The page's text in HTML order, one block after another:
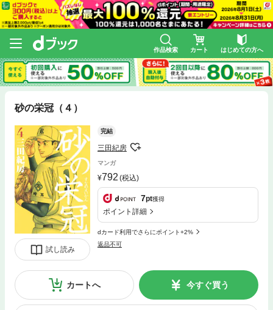
作品検索 カート はじめての方へ
砂の栄冠（４）
試し読み
完結
三田紀房
マンガ
792 (税込)
7pt獲得
ポイント詳細
dカード利用でさらにポイント+2%
返品不可
カートへ 今すぐ買う